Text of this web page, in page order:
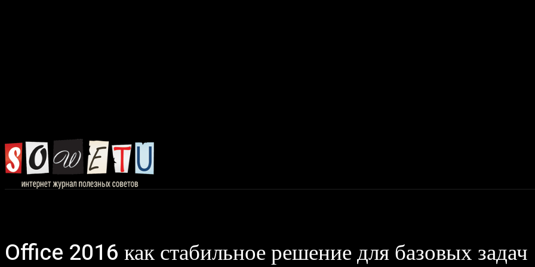
Office 2016 как стабильное решение для базовых задач